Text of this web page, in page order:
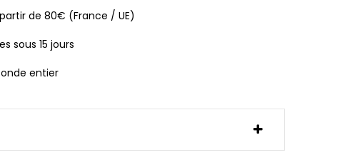
de 80€ (France / UE)
sous 15 jours
entier